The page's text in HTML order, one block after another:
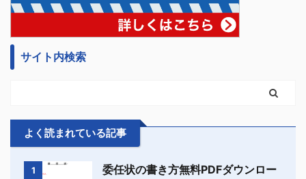
サイト内検索
よく読まれている記事
1
委任状の書き方無料PDFダウンロー